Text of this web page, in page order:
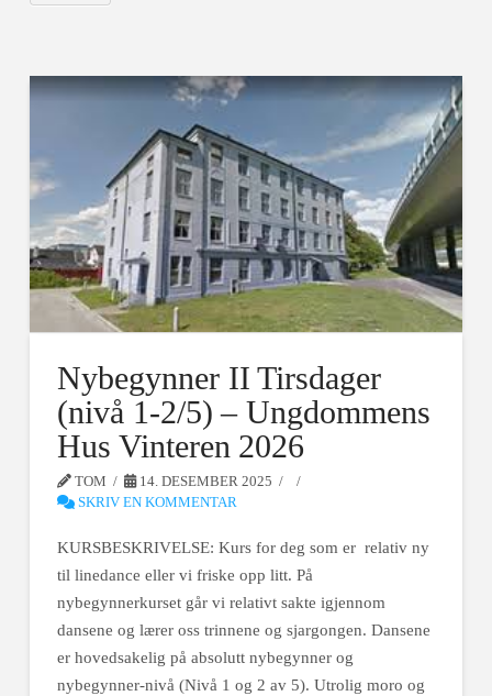
Nybegynner II Tirsdager
(nivå 1-2/5) – Ungdommens
Hus Vinteren 2026
TOM
14. DESEMBER 2025
SKRIV EN KOMMENTAR
KURSBESKRIVELSE: Kurs for deg som er relativ ny
til linedance eller vi friske opp litt. På
nybegynnerkurset går vi relativt sakte igjennom
dansene og lærer oss trinnene og sjargongen. Dansene
er hovedsakelig på absolutt nybegynner og
nybegynner-nivå (Nivå 1 og 2 av 5). Utrolig moro og